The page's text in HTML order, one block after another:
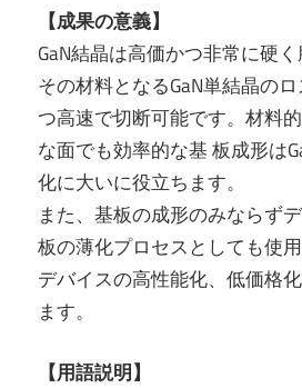
【成果の意義】
GaN結晶は高価かつ非常に硬く
その材料となるGaN単結晶の
つ高速で切断可能です。材料
な面でも効率的な基 板成形は
化に大いに役立ちます。
また、基板の成形のみならず
板の薄化プロセスとしても使
デバイスの高性能化、低価格
ます。
【用語説明】